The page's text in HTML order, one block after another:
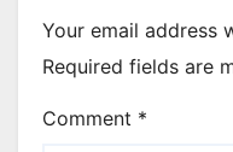
Your email address
Required fields are
Comment *